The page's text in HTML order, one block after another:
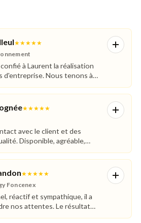
★★★★★
à Laurent la réalisation
d'entreprise. Nous tenons à
grande qualité d'écoute.
★★★★★
avec le client et des
Disponible, agréable,
★★★★★
Foncenex
réactif et sympathique, il a
nos attentes. Le résultat